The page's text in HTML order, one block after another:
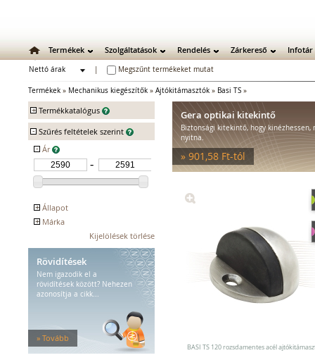
Termékek Szolgáltatások Rendelés Zárkereső Infotár
Nettó árak
Megszűnt termékeket mutat
Termékek » Mechanikus kiegészítők » Ajtókitámasztók » Basi TS »
+ Termékkatalógus
Mechanikus zárak
Mechanikus bevéső zárak
Zárbetétek
Lakatok
Kiegészítő zárak
Zárpajzsok
Mechanikus kiegészítők
Ajtókitámasztók
Optikai kitekintők
Kerékpárzárak
Ellenlemezek
Bútorzárak
Elektromos bevéső zárak
Zárfogadók
- Szűrés feltételek szerint
- Ár
+ Állapot
Kifutó
+ Márka
Kijelölések törlése
Rövidítések
Nem igazodik el a
rövidítések között? Nehezen
azonosítja a cikk...
» Tovább
Gera optikai kitekintő
Biztonsági kitekintő, hogy
nyitna.
» 901,58 Ft-tól
BASI TS 120 rozsdamentes acél